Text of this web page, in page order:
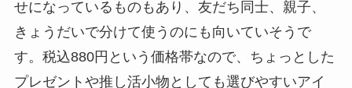
せになっているものもあり、友だち同士、親子、
きょうだいで分けて使うのにも向いていそうで
す。税込880円という価格帯なので、ちょっとした
プレゼントや推し活小物としても選びやすいアイ